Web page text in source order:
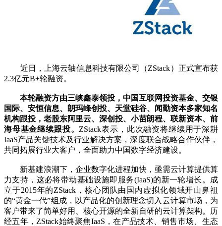
近日，上海云轴信息科技有限公司（ZStack）正式宣布获
2.3亿元B+轮融资。
本轮融资方由三峡鑫泰领投，中国互联网投资基金、交银
国际、安恒信息、朗玛峰创投、天堂硅谷、闻勤资本多家知名
机构跟投，老股东阿里云、深创投、小苗朗程、联新资本、前
海母基金继续跟投。 ZStack表示，此次融资将继续用于深耕
IaaS产品关键技术及行业解决方案，深度联合战略合作伙伴，
共同拓展行业大客户，全面助力中国数字经济建设。
新基建浪潮下，企业数字化进程加快，亟需云计算提供算
力支持，这必将带动基础设施即服务(IaaS)的新一轮增长。成
立于2015年的ZStack，核心团队由国内虚拟化领域开山鼻祖
的“黄金一代”组成，以产品化的创新理念切入云计算市场，为
客户带来了简单好用、核心开源的全新自研的云计算架构。历
经五年，ZStack始终聚焦IaaS，在产品技术、销售市场、生态